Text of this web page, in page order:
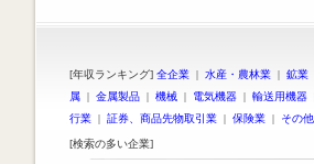
[年収ランキング] 全企業 | 水産・農林業 | 鉱業
属 | 金属製品 | 機械 | 電気機器 | 輸送用機器
行業 | 証券、商品先物取引業 | 保険業 | その
[検索の多い企業]